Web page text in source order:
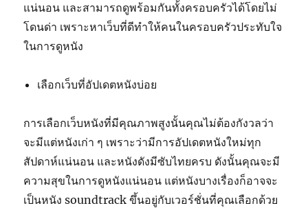
แน่นอน และสามารถดูพร้อมกันทั้งครอบครัวได้โดยไม่
โดนด่า เพราะหาเว็บที่ดีทำให้คนในครอบครัวประทับใจ
ในการดูหนัง
เลือกเว็บที่อัปเดตหนังบ่อย
การเลือกเว็บหนังที่มีคุณภาพสูงนั้นคุณไม่ต้องกังวลว่า
จะมีแต่หนังเก่า ๆ เพราะว่ามีการอัปเดตหนังใหม่ทุก
สัปดาห์แน่นอน และหนังดังมีซับไทยครบ ดังนั้นคุณจะมี
ความสุขในการดูหนังแน่นอน แต่หนังบางเรื่องก็อาจจะ
เป็นหนัง soundtrack ขึ้นอยู่กับเวอร์ชั่นที่คุณเลือกด้วย